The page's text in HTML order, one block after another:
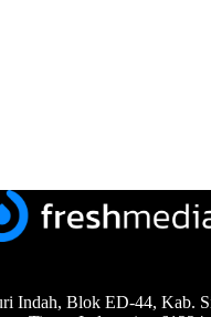
Indah, Blok ED-44, Kab.